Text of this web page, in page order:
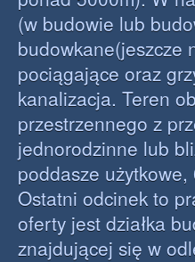
(w budowie lub
budowkane(jeszcze
pociągające oraz
kanalizacja. Teren
przestrzennego z
jednorodzinne lub
poddasze
Ostatni odcinek to
oferty jest działka
znajdującej się w